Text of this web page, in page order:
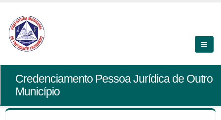
Credenciamento Pessoa Jurídica de Outro
Município